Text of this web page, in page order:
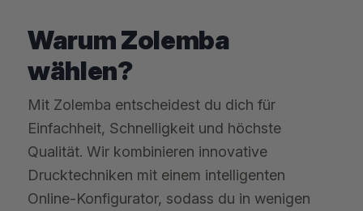
Warum Zolemba
wählen?
Mit Zolemba entscheidest du dich für
Einfachheit, Schnelligkeit und höchste
Qualität. Wir kombinieren innovative
Drucktechniken mit einem intelligenten
Online-Konfigurator, sodass du in wenigen